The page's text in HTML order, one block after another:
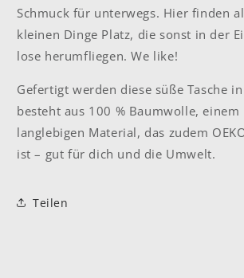
Schmuck für unterwegs. Hier finden
kleinen Dinge Platz, die sonst in der
lose herumfliegen. We like!
Gefertigt werden diese süße Tasche
besteht aus 100 % Baumwolle, einem
langlebigen Material, das zudem
ist – gut für dich und die Umwelt.
Teilen